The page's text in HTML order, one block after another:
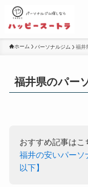
ホーム パーソナルジム 福井
福井県のパー
おすすめ記事はこ
福井の安いパーソ
以下】